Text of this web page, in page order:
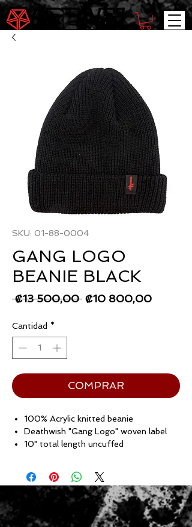
SKU: 01-88-0004
GANG LOGO
BEANIE BLACK
₡13 500,00 Precio
₡10 800,00Precio
Cantidad *
COMPRAR
100% Acrylic knitted beanie
Deathwish "Gang Logo" woven label
10" total length uncuffed